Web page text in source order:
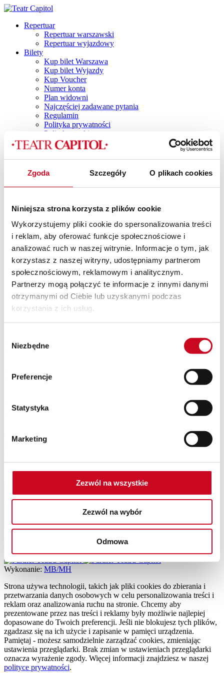
Zgoda Szczegóły O plikach cookies
Niniejsza strona korzysta z plików cookie
Wykorzystujemy pliki cookie do spersonalizowania treści
i reklam, aby oferować funkcje społecznościowe i
analizować ruch w naszej witrynie. Informacje o tym, jak
korzystasz z naszej witryny, udostępniamy partnerom
społecznościowym, reklamowym i analitycznym.
Partnerzy mogą połączyć te informacje z innymi danymi
otrzymanymi od Ciebie lub uzyskanymi podczas
korzystania z ich usług.
zgody
Niezbędne
Preferencje
Statystyka
Marketing
Zezwól na wszystkie
Zezwól na wybór
Odmowa
Repertuar
Repertuar warszawski
Repertuar wyjazdowy
Bilety
Kup bilet Warszawa
Kup bilet Wyjazdy
Kup Voucher
Numer konta
Plan widowni
Najczęściej zadawane pytania
Regulamin
Polityka prywatności
Polityka cookies
Vouchery
Spektakle
Spektakle dla dorosłych
Capitol by Night
DINNER SHOW
Dla dzieci i młodzieży
Spektakle z dancingiem
SPEKTAKLE Z POTAŃCÓWKĄ
SPEKTAKLE Z RETRO IMPREZKĄ
SPEKTAKLE Z WAKACYJNĄ POTAŃCÓWKĄ
Wyjazdy
Kontakt
O nas
Teatr Capitol
Klub Capitol
Impresariat
Akademia sceny musicalowej
Partnerzy
Eventy
Newsletter
Ewa Cichocka
W latach 1975-1982 zajmowała się, z ogólnopolskimi sukcesami,
tańcem towarzyskim. Od 1981 do 1984 roku śpiewała w zespole
na Ogólnopolskich Spotkaniach Estradowych w Rzeszowie. Z
Kaczkami uczestniczyła w nagraniu Złotej Płyty Greps.
Czerwony Tulipan. Do zespołu wnosi żywiołowość i humor, oraz
swoje zamiłowanie do tańca poprzez tworzenie scenicznych
oraz„Klimakterium 2”.
Patroni Medialni Teatru
Partnerzy Teatru
Wykonanie: MB/MH
Strona używa technologii, takich jak pliki cookies do zbierania i
przetwarzania danych osobowych w celu personalizowania treści i
reklam oraz analizowania ruchu na stronie. Chcemy aby
prezentowane przez nas treści i reklamy były możliwie najlepiej
dopasowane do Twoich preferencji. Jeśli nie blokujesz tych plików,
zgadzasz się na ich użycie i zapisanie w pamięci urządzenia.
Pamiętaj - możesz samodzielnie zarządzać cookies, zmieniając
ustawienia przeglądarki. Brak zmian w ustawieniach przeglądarki
oznacza wyrażenie zgody. Więcej informacji znajdziesz w naszej
polityce prywatności.